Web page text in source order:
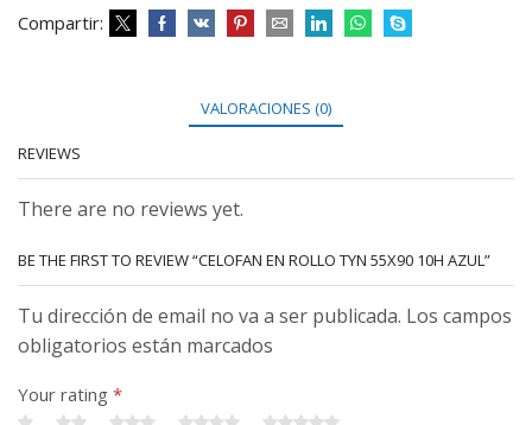
Compartir:
VALORACIONES (0)
REVIEWS
There are no reviews yet.
BE THE FIRST TO REVIEW “CELOFAN EN ROLLO TYN 55X90 10H AZUL”
Tu dirección de email no va a ser publicada. Los campos
obligatorios están marcados
Your rating *